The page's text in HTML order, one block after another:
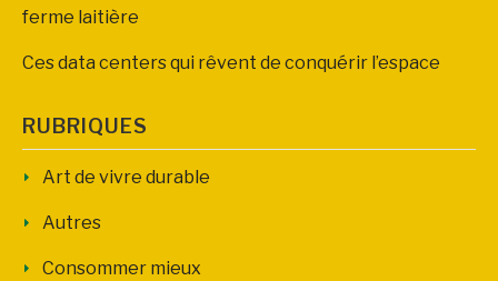
ferme laitière
Ces data centers qui rêvent de conquérir l’espace
RUBRIQUES
Art de vivre durable
Autres
Consommer mieux